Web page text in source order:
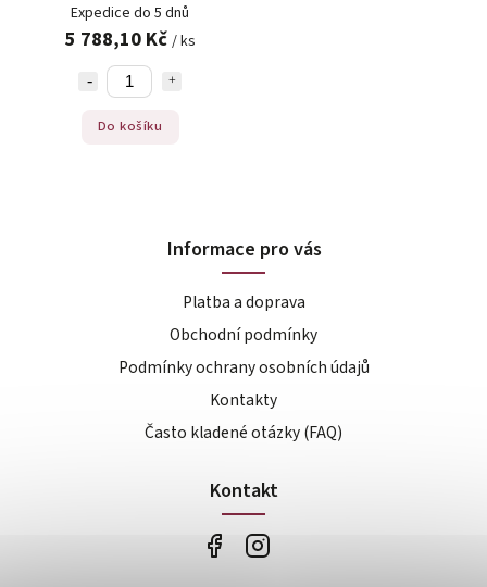
Expedice do 5 dnů
5 788,10 Kč / ks
Do košíku
Informace pro vás
Platba a doprava
Obchodní podmínky
Podmínky ochrany osobních údajů
Kontakty
Často kladené otázky (FAQ)
Kontakt